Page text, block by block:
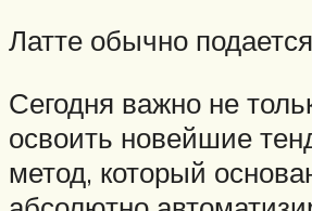
Латте обычно
Сегодня важно не
освоить новейшие
метод, который